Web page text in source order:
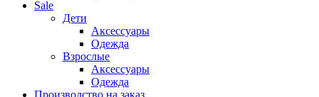
Sale
Дети
Аксессуары
Одежда
Взрослые
Аксессуары
Одежда
Производство на заказ